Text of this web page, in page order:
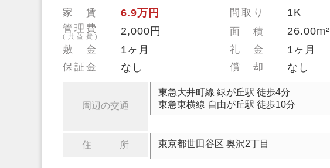
家 賃 6.9万円 間取り 1K
管理費
(共益費) 2,000円 面 積 26.00m²
敷 金 1ヶ月 礼 金 1ヶ月
保証金 なし 償 却 なし
周辺の交通
東急大井町線 緑が丘駅 徒歩4分
東急東横線 自由が丘駅 徒歩10分
住 所 東京都世田谷区 奥沢2丁目